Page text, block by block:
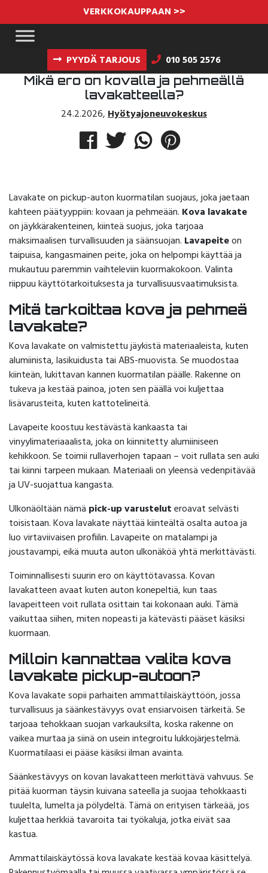
VERKKOKAUPPAAN >>
PYYDÄ TARJOUS 010 505 2576
Mikä ero on kovalla ja pehmeällä
lavakatteella?
24.2.2026,Hyötyajoneuvokeskus
Lavakate on pickup-auton kuormatilan suojaus, joka jaetaan
kahteen päätyyppiin: kovaan ja pehmeään. Kova lavakate
on jäykkärakenteinen, kiinteä suojus, joka tarjoaa
maksimaalisen turvallisuuden ja säänsuojan. Lavapeiteon
taipuisa, kangasmainen peite, joka on helpompi käyttää ja
mukautuu paremmin vaihteleviin kuormakokoon. Valinta
riippuu käyttötarkoituksesta ja turvallisuusvaatimuksista.
Mitä tarkoittaa kova ja pehmeä
lavakate?
Kova lavakate on valmistettu jäykistä materiaaleista, kuten
alumiinista, lasikuidusta tai ABS-muovista. Se muodostaa
kiinteän, lukittavan kannen kuormatilan päälle. Rakenne on
tukeva ja kestää painoa, joten sen päällä voi kuljettaa
lisävarusteita, kuten kattotelineitä.
Lavapeite koostuu kestävästä kankaasta tai
vinyylimateriaaalista, joka on kiinnitetty alumiiniseen
kehikkoon. Se toimii rullaverhojen tapaan – voit rullata sen auki
tai kiinni tarpeen mukaan. Materiaali on yleensä vedenpitävää
ja UV-suojattua kangasta.
Ulkonäöltään nämä pick-up varusteluteroavat selvästi
toisistaan. Kova lavakate näyttää kiinteältä osalta autoa ja
luo virtaviivaisen profiilin. Lavapeite on matalampi ja
joustavampi, eikä muuta auton ulkonäköä yhtä merkittävästi.
Toiminnallisesti suurin ero on käyttötavassa. Kovan
lavakatteen avaat kuten auton konepeltiä, kun taas
lavapeitteen voit rullata osittain tai kokonaan auki. Tämä
vaikuttaa siihen, miten nopeasti ja kätevästi pääset käsiksi
kuormaan.
Milloin kannattaa valita kova
lavakate pickup-autoon?
Kova lavakate sopii parhaiten ammattilaiskäyttöön, jossa
turvallisuus ja säänkestävyys ovat ensiarvoisen tärkeitä. Se
tarjoaa tehokkaan suojan varkauksilta, koska rakenne on
vaikea murtaa ja siinä on usein integroitu lukkojärjestelmä.
Kuormatilaasi ei pääse käsiksi ilman avainta.
Säänkestävyys on kovan lavakatteen merkittävä vahvuus. Se
pitää kuorman täysin kuivana sateella ja suojaa tehokkaasti
tuulelta, lumelta ja pölydeltä. Tämä on erityisen tärkeää, jos
kuljettaa herkkiä tavaroita tai työkaluja, jotka eivät saa
kastua.
Ammattilaiskäytössä kova lavakate kestää kovaa käsittelyä.